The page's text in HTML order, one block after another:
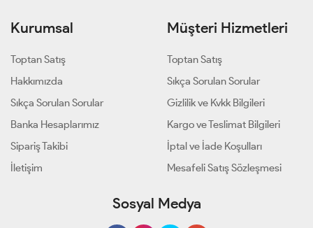
Kurumsal
Toptan Satış
Hakkımızda
Sıkça Sorulan Sorular
Banka Hesaplarımız
Sipariş Takibi
İletişim
Müşteri Hizmetleri
Toptan Satış
Sıkça Sorulan Sorular
Gizlilik ve Kvkk Bilgileri
Kargo ve Teslimat Bilgileri
İptal ve İade Koşulları
Mesafeli Satış Sözleşmesi
Sosyal Medya